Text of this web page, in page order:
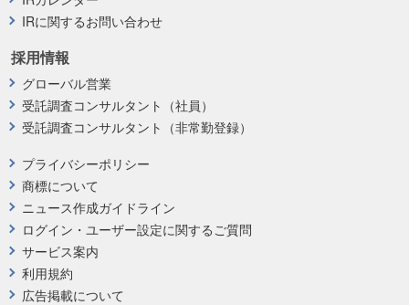
プライバシーポリシー
商標について
ニュース作成ガイドライン
ログイン・ユーザー設定に関するご質問
サービス案内
利用規約
広告掲載について
採用情報
グローバル営業
受託調査コンサルタント（社員）
受託調査コンサルタント（非常勤登録）
IRに関するお問い合わせ